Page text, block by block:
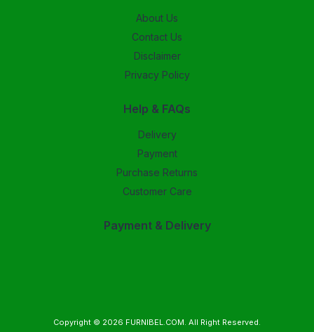
About Us
Contact Us
Disclaimer
Privacy Policy
Help & FAQs
Delivery
Payment
Purchase Returns
Customer Care
Payment & Delivery
Copyright © 2026 FURNIBEL.COM. All Right Reserved.